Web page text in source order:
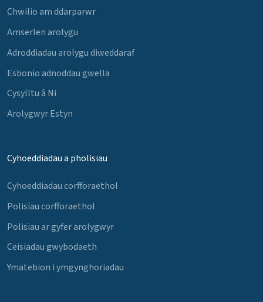
Chwilio am ddarparwr
Amserlen arolygu
Adroddiadau arolygu diweddaraf
Esbonio adnoddau gwella
Cysylltu â Ni
Arolygwyr Estyn
Cyhoeddiadau a pholisïau
Cyhoeddiadau corfforaethol
Polisïau corfforaethol
Polisïau ar gyfer arolygwyr
Ceisiadau gwybodaeth
Ymatebion i ymgynghoriadau